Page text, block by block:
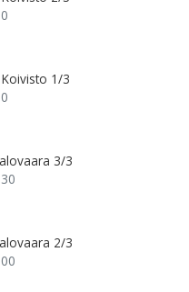
1/3
3/3
2/3